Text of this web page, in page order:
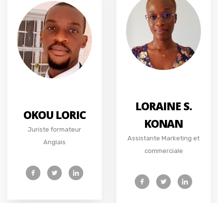
OKOU LORIC
Juriste formateur
Anglais
LORAINE S.
KONAN
Assistante Marketing et
commerciale